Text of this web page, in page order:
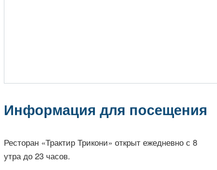
Информация для посещения
Ресторан «Трактир Трикони» открыт ежедневно с 8
утра до 23 часов.